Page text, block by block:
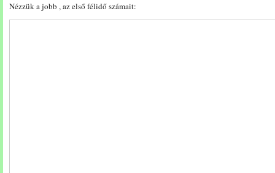
Nézzük a jobb , az első félidő számait: